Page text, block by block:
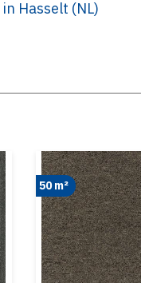
in Hasselt (NL)
50 m²